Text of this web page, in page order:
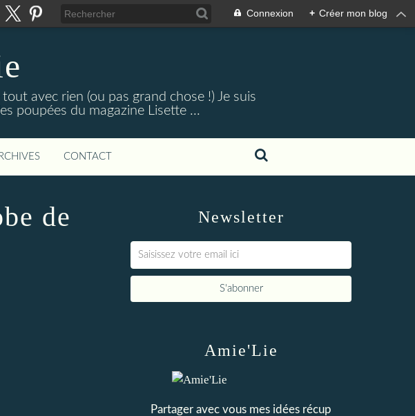
Connexion + Créer mon blog
avec rien (ou pas grand chose !) Je suis
poupées du magazine Lisette ...
CONTACT
de
Newsletter
Amie'Lie
Partager avec vous mes idées récup